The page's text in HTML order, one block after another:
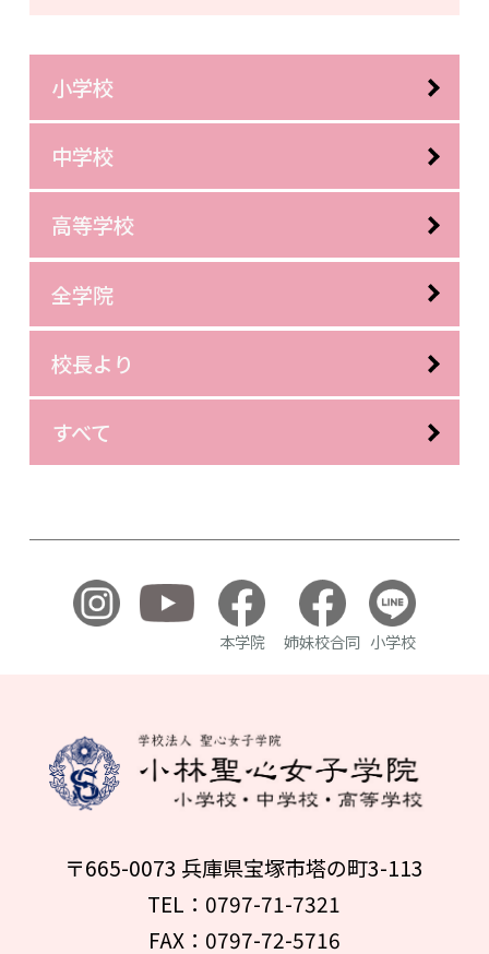
小学校
中学校
高等学校
全学院
校長より
すべて
本学院 姉妹校合同 小学校
〒665-0073 兵庫県宝塚市塔の町3-113
TEL：0797-71-7321
FAX：0797-72-5716